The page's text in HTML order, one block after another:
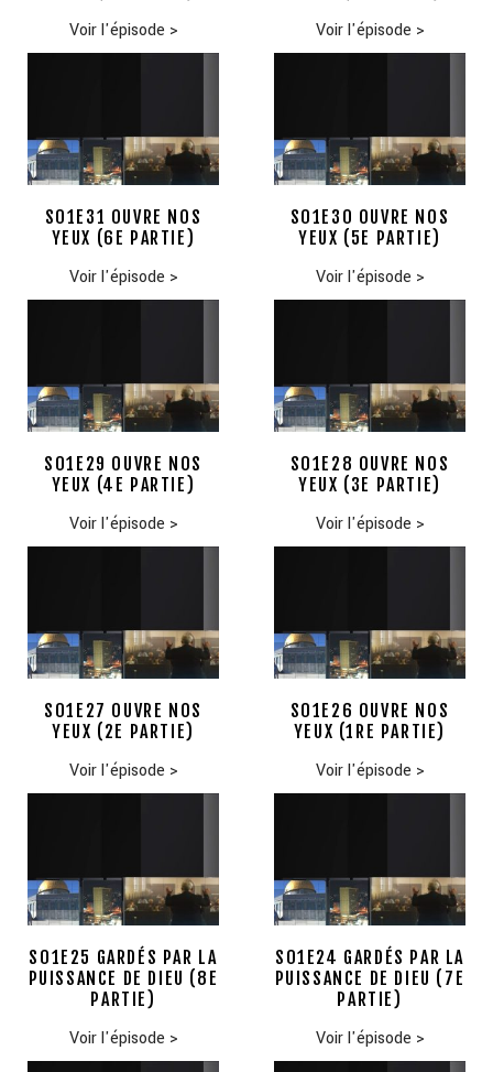
Voir l'épisode > Voir l'épisode >
S01E31 OUVRE NOS
YEUX (6E PARTIE)
Voir l'épisode >
S01E30 OUVRE NOS
YEUX (5E PARTIE)
Voir l'épisode >
S01E29 OUVRE NOS
YEUX (4E PARTIE)
Voir l'épisode >
S01E28 OUVRE NOS
YEUX (3E PARTIE)
Voir l'épisode >
S01E27 OUVRE NOS
YEUX (2E PARTIE)
Voir l'épisode >
S01E26 OUVRE NOS
YEUX (1RE PARTIE)
Voir l'épisode >
S01E25 GARDÉS PAR LA
PUISSANCE DE DIEU (8E
PARTIE)
Voir l'épisode >
S01E24 GARDÉS PAR LA
PUISSANCE DE DIEU (7E
PARTIE)
Voir l'épisode >